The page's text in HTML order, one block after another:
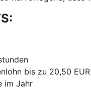
bis zu 20,50 EUR
im Jahr